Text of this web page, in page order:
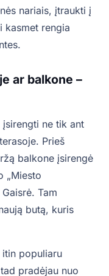
nariais, įtraukti į
kasmet rengia
ar balkone –
įsirengti ne tik ant
Prieš
balkone įsirengė
„Miesto
Tam
butą, kuris
itin populiaru
pradėjau nuo